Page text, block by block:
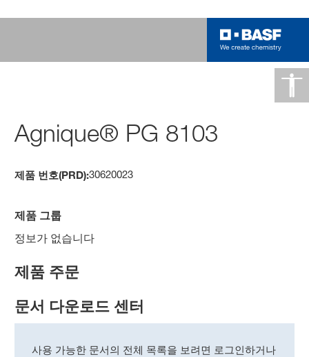
Agnique® PG 8103
제품 번호(PRD):30620023
제품 그룹
정보가 없습니다
제품 주문
문서 다운로드 센터
사용 가능한 문서의 전체 목록을 보려면 로그인하거나